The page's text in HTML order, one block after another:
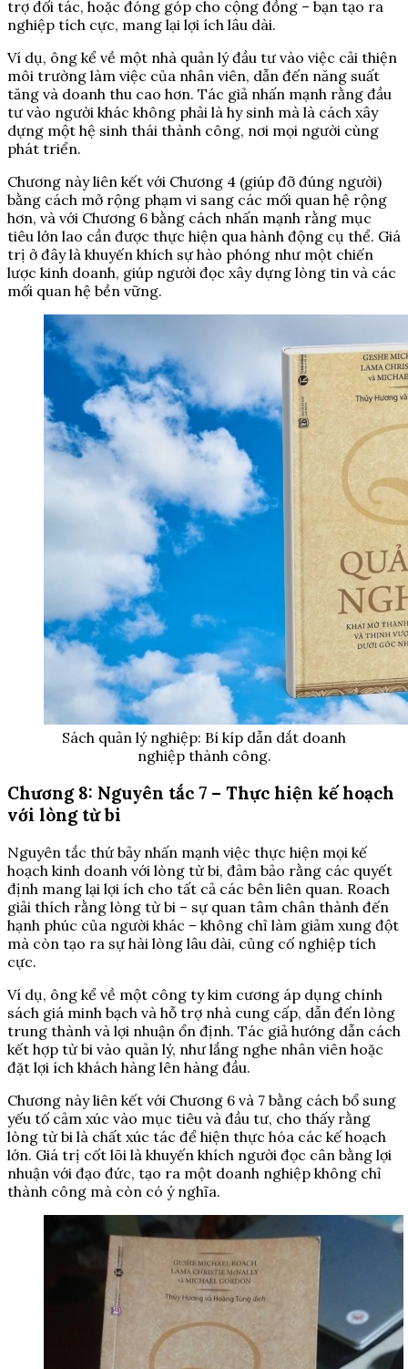
trợ đối tác, hoặc đóng góp cho cộng đồng – bạn tạo ra
nghiệp tích cực, mang lại lợi ích lâu dài.
Ví dụ, ông kể về một nhà quản lý đầu tư vào việc cải thiện
môi trường làm việc của nhân viên, dẫn đến năng suất
tăng và doanh thu cao hơn. Tác giả nhấn mạnh rằng đầu
tư vào người khác không phải là hy sinh mà là cách xây
dựng một hệ sinh thái thành công, nơi mọi người cùng
phát triển.
Chương này liên kết với Chương 4 (giúp đỡ đúng người)
bằng cách mở rộng phạm vi sang các mối quan hệ rộng
hơn, và với Chương 6 bằng cách nhấn mạnh rằng mục
tiêu lớn lao cần được thực hiện qua hành động cụ thể. Giá
trị ở đây là khuyến khích sự hào phóng như một chiến
lược kinh doanh, giúp người đọc xây dựng lòng tin và các
mối quan hệ bền vững.
Sách quản lý nghiệp: Bí kíp dẫn dắt doanh
nghiệp thành công.
Chương 8: Nguyên tắc 7 – Thực hiện kế hoạch
với lòng từ bi
Nguyên tắc thứ bảy nhấn mạnh việc thực hiện mọi kế
hoạch kinh doanh với lòng từ bi, đảm bảo rằng các quyết
định mang lại lợi ích cho tất cả các bên liên quan. Roach
giải thích rằng lòng từ bi – sự quan tâm chân thành đến
hạnh phúc của người khác – không chỉ làm giảm xung đột
mà còn tạo ra sự hài lòng lâu dài, củng cố nghiệp tích
cực.
Ví dụ, ông kể về một công ty kim cương áp dụng chính
sách giá minh bạch và hỗ trợ nhà cung cấp, dẫn đến lòng
trung thành và lợi nhuận ổn định. Tác giả hướng dẫn cách
kết hợp từ bi vào quản lý, như lắng nghe nhân viên hoặc
đặt lợi ích khách hàng lên hàng đầu.
Chương này liên kết với Chương 6 và 7 bằng cách bổ sung
yếu tố cảm xúc vào mục tiêu và đầu tư, cho thấy rằng
lòng từ bi là chất xúc tác để hiện thực hóa các kế hoạch
lớn. Giá trị cốt lõi là khuyến khích người đọc cân bằng lợi
nhuận với đạo đức, tạo ra một doanh nghiệp không chỉ
thành công mà còn có ý nghĩa.